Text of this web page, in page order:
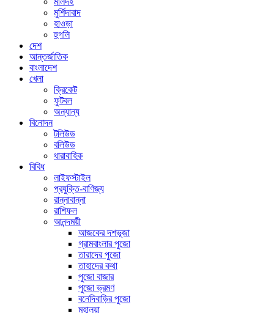
মুর্শিদাবাদ
হাওড়া
হুগলি
দেশ
আন্তর্জাতিক
বাংলাদেশ
খেলা
ক্রিকেট
ফুটবল
অন্যান্য
বিনোদন
টলিউড
বলিউড
ধারাবাহিক
বিবিধ
লাইফস্টাইল
প্রযুক্তি-বাণিজ্য
রান্নাবান্না
রাশিফল
আনন্দময়ী
আজকের দশভূজা
গ্রামবাংলার পুজো
তারাদের পুজো
তাহাদের কথা
পুজো বাজার
পুজো ভ্রমণ
বনেদিবাড়ির পুজো
মহালয়া